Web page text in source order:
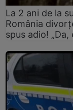
La 2 ani de la
România
spus adio!